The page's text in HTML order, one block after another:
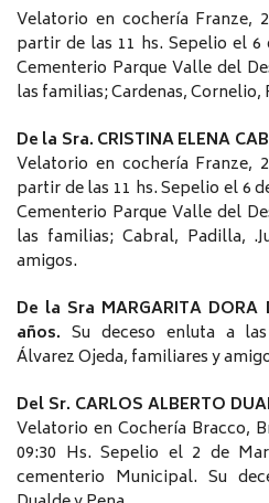
Velatorio en cochería Franze,
partir de las 11 hs. Sepelio el
Cementerio Parque Valle del
las familias; Cardenas, Cornelio,
De la Sra. CRISTINA ELENA
Velatorio en cochería Franze,
partir de las 11 hs. Sepelio el 6
Cementerio Parque Valle del
las familias; Cabral, Padilla,
amigos.
De la Sra MARGARITA
años. Su deceso enluta a
Álvarez Ojeda, familiares y
Del Sr. CARLOS ALBERTO
Velatorio en Cochería Bracco,
09:30 Hs. Sepelio el 2 de
cementerio Municipal. Su